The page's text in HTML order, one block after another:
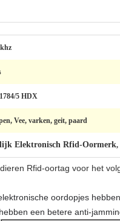
5 HDX
Vee, varken, geit, paard
Elektronisch Rfid-Oormerk,
Rfid-oortag voor het
oordopjes
een betere anti-